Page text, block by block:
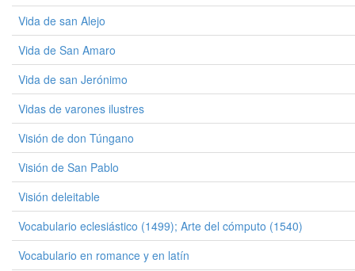
Vida de san Alejo
Vida de San Amaro
Vida de san Jerónimo
Vidas de varones ilustres
Visión de don Túngano
Visión de San Pablo
Visión deleitable
Vocabulario eclesiástico (1499); Arte del cómputo (1540)
Vocabulario en romance y en latín